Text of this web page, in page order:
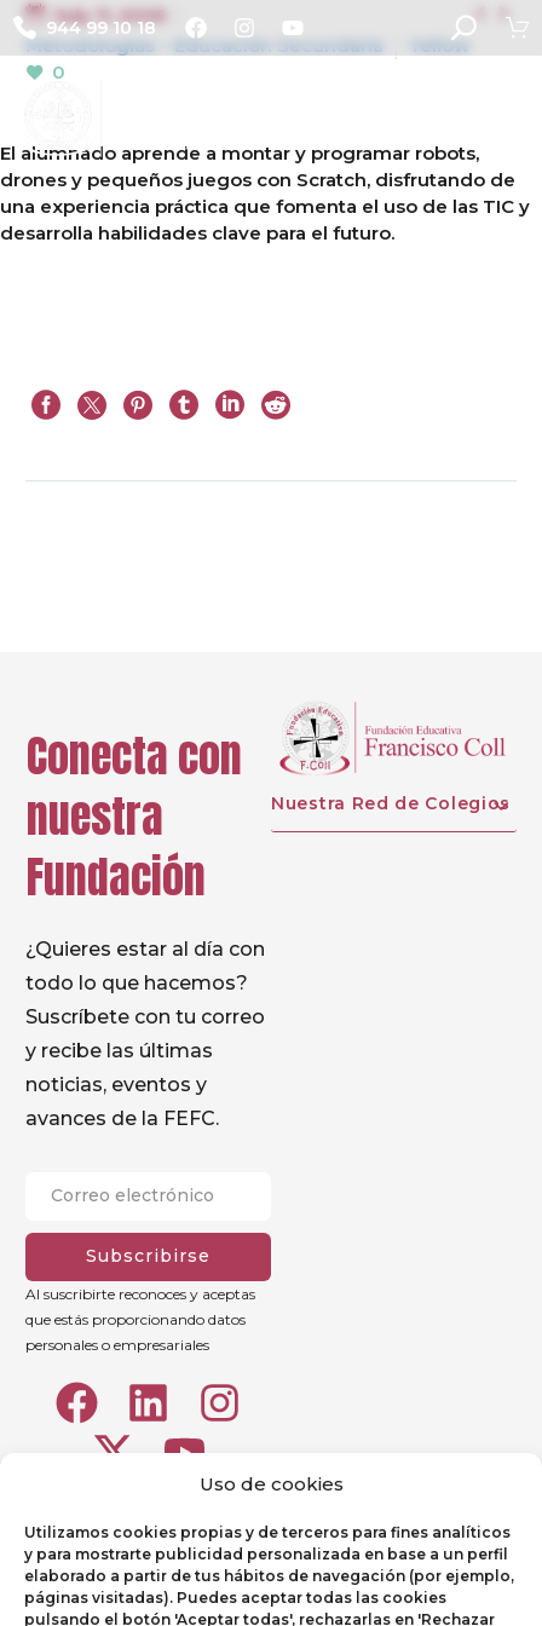
Uso de cookies
Utilizamos cookies propias y de terceros para fines analíticos
y para mostrarte publicidad personalizada en base a un perfil
elaborado a partir de tus hábitos de navegación (por ejemplo,
páginas visitadas). Puedes aceptar todas las cookies
pulsando el botón 'Aceptar todas', rechazarlas en 'Rechazar
944 99 10 18  
July 11, 2025
Metodologías – Educación Secundaria
Yellow
0
El alumnado aprende a montar y programar robots,
drones y pequeños juegos con Scratch, disfrutando de
una experiencia práctica que fomenta el uso de las TIC y
desarrolla habilidades clave para el futuro.
Conecta con
nuestra
Fundación
¿Quieres estar al día con
todo lo que hacemos?
Suscríbete con tu correo
y recibe las últimas
noticias, eventos y
avances de la FEFC.
Subscribirse
Al suscribirte reconoces y aceptas
que estás proporcionando datos
personales o empresariales
Nuestra Red de Colegios